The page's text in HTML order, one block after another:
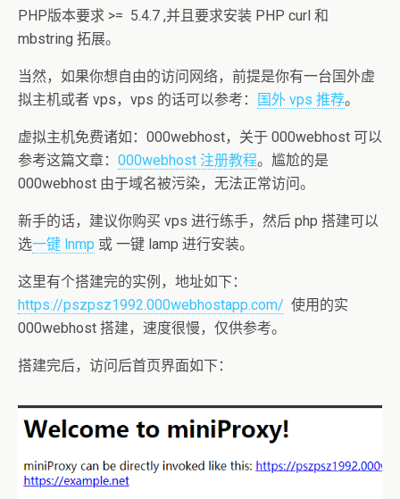
PHP版本要求 >= 5.4.7 ,并且要求安装 PHP curl 和
mbstring 拓展。
当然，如果你想自由的访问网络，前提是你有一台国外虚
拟主机或者 vps，vps 的话可以参考：
国外 vps 推荐。
虚拟主机免费诸如：000webhost，关于 000webhost 可以
参考这篇文章： 000webhost 注册教程。尴尬的是
000webhost 由于域名被污染，无法正常访问。
新手的话，建议你购买 vps 进行练手，然后 php 搭建可以
选一键 lnmp 或 一键 lamp 进行安装。
这里有个搭建完的实例，地址如下：
https://pszpsz1992.000webhostapp.com/ 使用的实
000webhost 搭建，速度很慢，仅供参考。
搭建完后，访问后首页界面如下：